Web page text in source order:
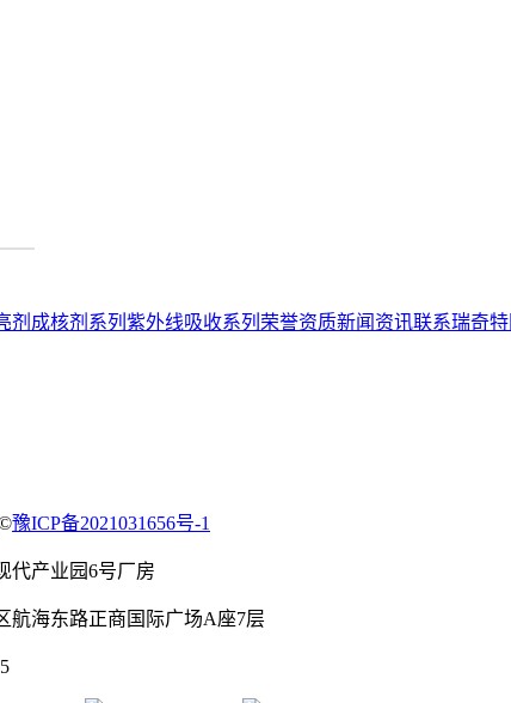
剂 成核剂系列 紫外线吸收系列 荣誉资质新闻资讯联系瑞奇特
豫ICP备2021031656号-1
代产业园6号厂房
航海东路正商国际广场A座7层